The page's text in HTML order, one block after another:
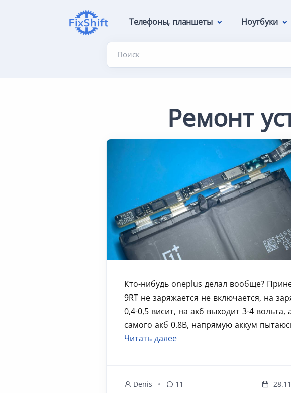
Телефоны, планшеты Ноутбуки
Поиск
Ремонт
Кто-нибудь oneplus делал вообще?
9RT не заряжается не включается, на
0,4-0,5 висит, на акб выходит 3-4 вольта,
самого акб 0.8В, напрямую аккум
Читать далее
Denis 11